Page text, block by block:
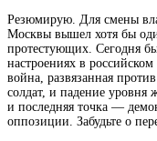
Резюмирую. Для смены
Москвы вышел хотя бы
протестующих. Сегодня
настроениях в
война, развязанная
солдат, и падение уровня
и последняя точка —
оппозиции. Забудьте о